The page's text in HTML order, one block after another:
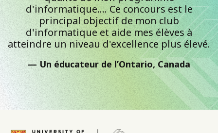
d'informatique.... Ce concours est le
principal objectif de mon club
d'informatique et aide mes élèves à
atteindre un niveau d'excellence plus élevé.
Un éducateur de l’Ontario, Canada